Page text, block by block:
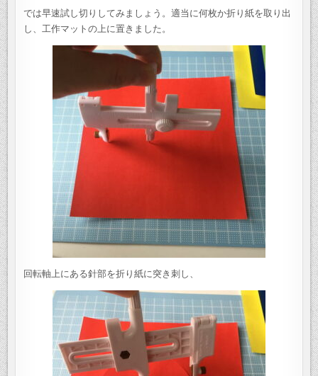
では早速試し切りしてみましょう。適当に何枚か折り紙を取り出
し、工作マットの上に置きました。
回転軸上にある針部を折り紙に突き刺し、